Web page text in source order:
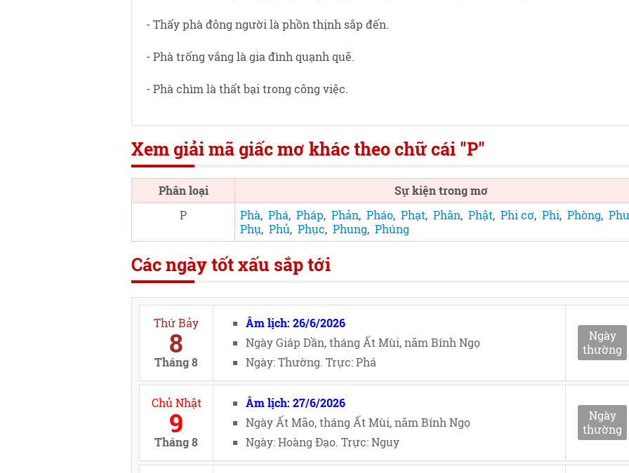
- Thấy phà đông người là phồn thịnh sắp đến.
- Phà trống vắng là gia đình quạnh quẽ.
- Phà chìm là thất bại trong công việc.
Xem giải mã giấc mơ khác theo chữ cái "P"
Phân loại
Sự kiện trong mơ
P
Phà, Phá, Pháp, Phản, Pháo, Phạt, Phân, Phật, Phi cơ, Phi, Phòng, Phu
Phụ, Phủ, Phục, Phung, Phúng
Các ngày tốt xấu sắp tới
Thứ Bảy
8
Tháng 8
Âm lịch: 26/6/2026
Ngày Giáp Dần, tháng Ất Mùi, năm Bính Ngọ
Ngày: Thường. Trực: Phá
Ngày
thường
Chủ Nhật
9
Tháng 8
Âm lịch: 27/6/2026
Ngày Ất Mão, tháng Ất Mùi, năm Bính Ngọ
Ngày: Hoàng Đạo. Trực: Nguy
Ngày
thường